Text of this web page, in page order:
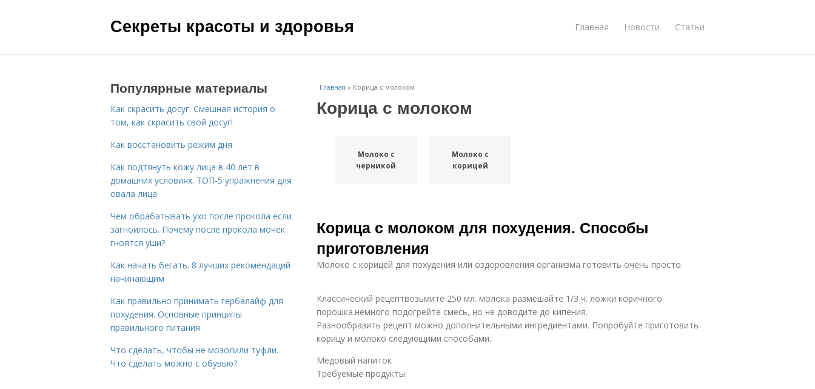
Секреты красоты и здоровья Главная Новости Статьи
Главная » Корица с молоком
Корица с молоком
Молоко с
черникой
Молоко с
корицей
Корица с молоком для похудения. Способы
приготовления
Молоко с корицей для похудения или оздоровления организма готовить очень просто.
Классический рецептвозьмите 250 мл. молока размешайте 1/3 ч. ложки коричного
порошка.немного подогрейте смесь, но не доводите до кипения.
Разнообразить рецепт можно дополнительными ингредиентами. Попробуйте приготовить
корицу и молоко следующими способами.
Медовый напиток
Требуемые продукты:
Популярные материалы
Как скрасить досуг. Смешная история о
том, как скрасить свой досуг!
Как восстановить режим дня
Как подтянуть кожу лица в 40 лет в
домашних условиях. ТОП-5 упражнения для
овала лица
Чем обрабатывать ухо после прокола если
загноилось. Почему после прокола мочек
гноятся уши?
Как начать бегать. 8 лучших рекомендаций
начинающим
Как правильно принимать гербалайф для
похудения. Основные принципы
правильного питания
Что сделать, чтобы не мозолили туфли.
Что сделать можно с обувью?